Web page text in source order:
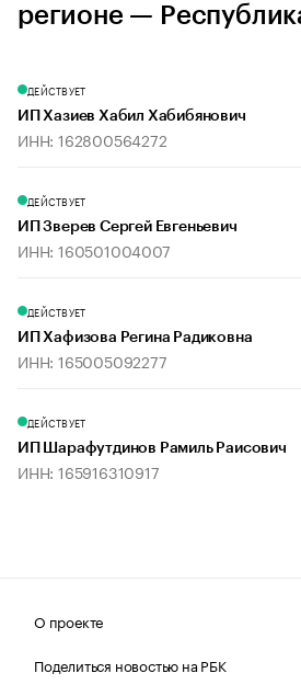
регионе —
ДЕЙСТВУЕТ
ИП Хазиев Хабил Хабибянович
ИНН: 162800564272
ДЕЙСТВУЕТ
ИП Зверев Сергей Евгеньевич
ИНН: 160501004007
ДЕЙСТВУЕТ
ИП Хафизова Регина Радиковна
ИНН: 165005092277
ДЕЙСТВУЕТ
ИП Шарафутдинов Рамиль Раисович
ИНН: 165916310917
О проекте
Поделиться новостью на РБК